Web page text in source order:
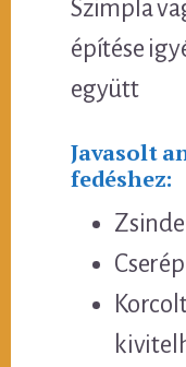
Szimpla
építése
együtt
Javasolt
fedéshez:
Cserép